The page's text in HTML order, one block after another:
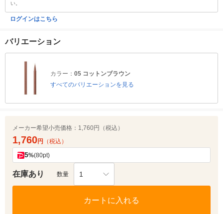
い。
ログインはこちら
バリエーション
カラー： 05 コットンブラウン
すべてのバリエーションを見る
メーカー希望小売価格： 1,760円（税込）
1,760円 （税込）
5%(80pt)
在庫あり 数量 1
カートに入れる